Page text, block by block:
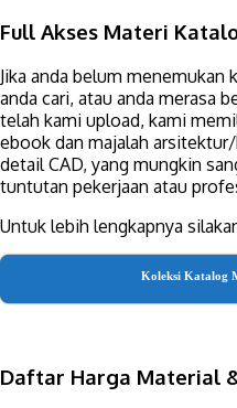
Full Akses Materi
Jika anda belum
anda cari, atau anda merasa
telah kami upload, kami
ebook dan majalah
detail CAD, yang mungkin
tuntutan pekerjaan atau
Untuk lebih lengkapnya
Koleksi Katalog
Daftar Harga Material